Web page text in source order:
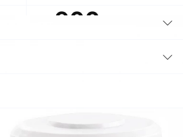
900р.
Купить в